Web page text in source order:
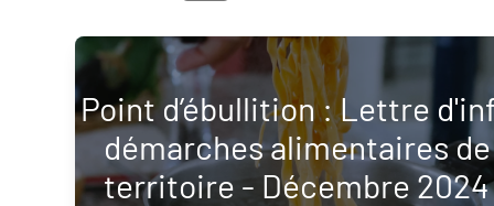
Typologie de newsletter
Newsletters
Thématiques
Point d’ébullition : Lettre
démarches alimentaires de
territoire - Décembre 2024